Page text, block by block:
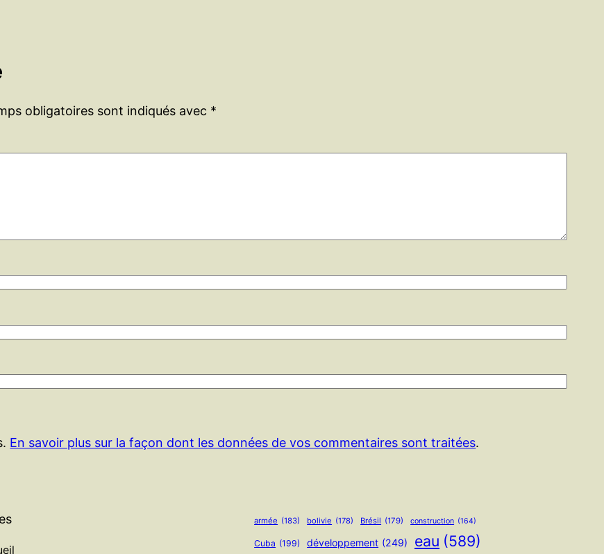
obligatoires sont indiqués avec *
En savoir plus sur la façon dont les données de vos commentaires sont traitées.
armée (183) bolivie (178) Brésil (179) construction (164)
Cuba (199) développement (249) eau (589)